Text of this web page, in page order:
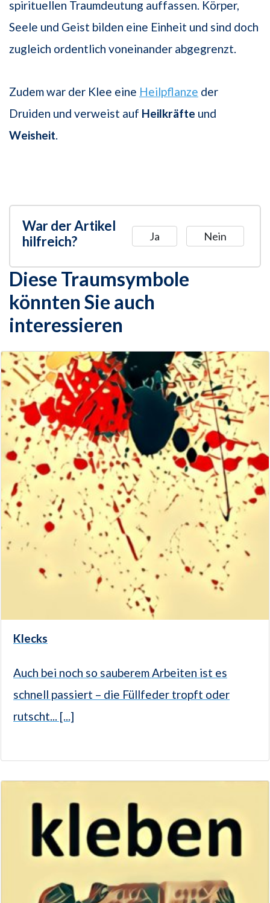
spirituellen Traumdeutung auffassen. Körper,
Seele und Geist bilden eine Einheit und sind doch
zugleich ordentlich voneinander abgegrenzt.
Zudem war der Klee eine Heilpflanze der
Druiden und verweist auf Heilkräfte und
Weisheit.
War der Artikel
hilfreich?
Ja Nein
Diese Traumsymbole
könnten Sie auch
interessieren
Klecks
Auch bei noch so sauberem Arbeiten ist es
schnell passiert – die Füllfeder tropft oder
rutscht... [...]